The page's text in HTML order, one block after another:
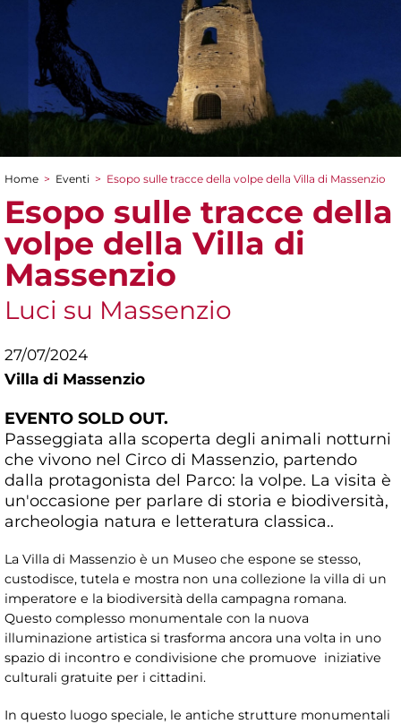
Tu sei qui
Home > Eventi > Esopo sulle tracce della volpe della Villa di Massenzio
Esopo sulle tracce della
volpe della Villa di
Massenzio
Luci su Massenzio
27/07/2024
Villa di Massenzio
EVENTO SOLD OUT.
Passeggiata alla scoperta degli animali notturni
che vivono nel Circo di Massenzio, partendo
dalla protagonista del Parco: la volpe. La visita è
un'occasione per parlare di storia e biodiversità,
archeologia natura e letteratura classica..
La Villa di Massenzio è un Museo che espone se stesso,
custodisce, tutela e mostra non una collezione la villa di un
imperatore e la biodiversità della campagna romana.
Questo complesso monumentale con la nuova
illuminazione artistica si trasforma ancora una volta in uno
spazio di incontro e condivisione che promuove iniziative
culturali gratuite per i cittadini.
In questo luogo speciale, le antiche strutture monumentali